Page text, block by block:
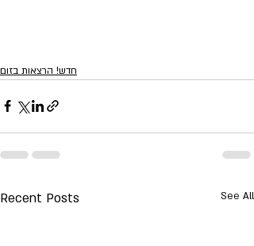
חדש! הרצאות בזום
Recent Posts See All